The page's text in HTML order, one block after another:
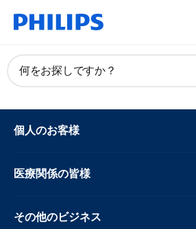
何をお探しですか？
個人のお客様
医療関係の皆様
その他のビジネス